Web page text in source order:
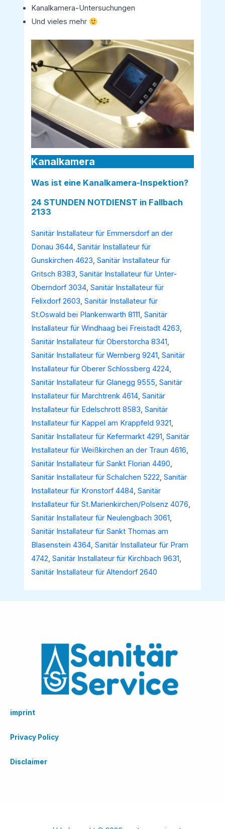
Kanalkamera-Untersuchungen
Und vieles mehr
Kanalkamera
Was ist eine Kanalkamera-Inspektion?
24 STUNDEN NOTDIENST in Fallbach
2133
Sanitär Installateur für Emmersdorf an der
Donau 3644,Sanitär Installateur für
Gunskirchen 4623,Sanitär Installateur für
Gritsch 8383,Sanitär Installateur für Unter-
Oberndorf 3034,Sanitär Installateur für
Felixdorf 2603,Sanitär Installateur für
St.Oswald bei Plankenwarth 8111,Sanitär
Installateur für Windhaag bei Freistadt 4263,
Sanitär Installateur für Oberstorcha 8341,
Sanitär Installateur für Wernberg 9241,Sanitär
Installateur für Oberer Schlossberg 4224,
Sanitär Installateur für Glanegg 9555,Sanitär
Installateur für Marchtrenk 4614,Sanitär
Installateur für Edelschrott 8583,Sanitär
Installateur für Kappel am Krappfeld 9321,
Sanitär Installateur für Kefermarkt 4291,Sanitär
Installateur für Weißkirchen an der Traun 4616,
Sanitär Installateur für Sankt Florian 4490,
Sanitär Installateur für Schalchen 5222,Sanitär
Installateur für Kronstorf 4484,Sanitär
Installateur für St.Marienkirchen/Polsenz 4076,
Sanitär Installateur für Neulengbach 3061,
Sanitär Installateur für Sankt Thomas am
Blasenstein 4364,Sanitär Installateur für Pram
4742,Sanitär Installateur für Kirchbach 9631,
Sanitär Installateur für Altendorf 2640
imprint
Privacy Policy
Disclaimer